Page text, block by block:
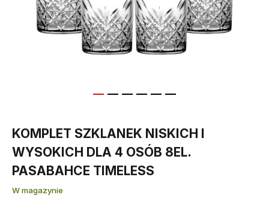
KOMPLET SZKLANEK NISKICH I
WYSOKICH DLA 4 OSÓB 8EL.
PASABAHCE TIMELESS
W magazynie